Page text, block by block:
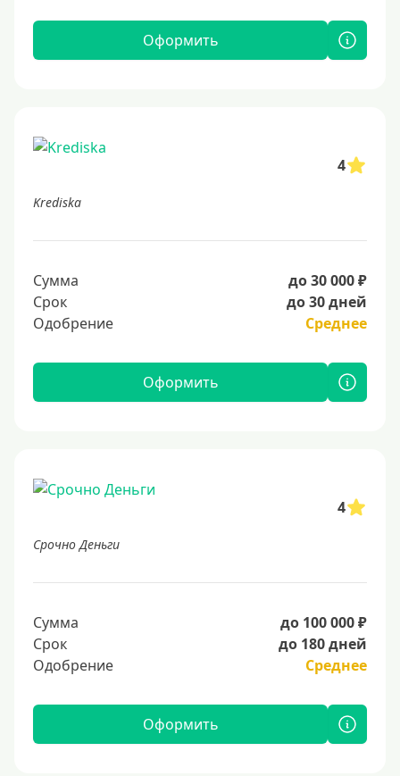
Оформить
4
Krediska
Сумма
до 30 000 ₽
Срок
до 30 дней
Одобрение
Среднее
Оформить
4
Срочно Деньги
Сумма
до 100 000 ₽
Срок
до 180 дней
Одобрение
Среднее
Оформить